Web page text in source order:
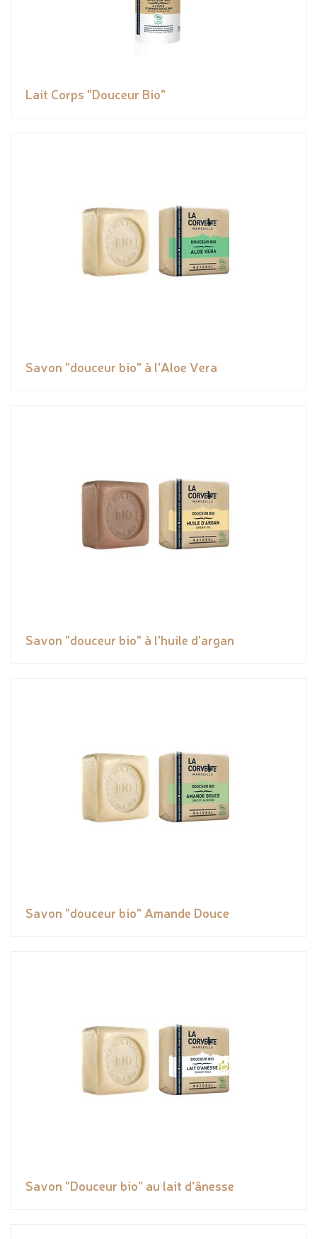
Lait Corps "Douceur Bio"
Savon "douceur bio" à l'Aloe Vera
Savon "douceur bio" à l'huile d'argan
Savon "douceur bio" Amande Douce
Savon "Douceur bio" au lait d'ânesse